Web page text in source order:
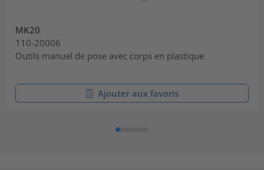
MK20
110-20006
Outils manuel de pose avec corps en plastique
Ajouter aux favoris